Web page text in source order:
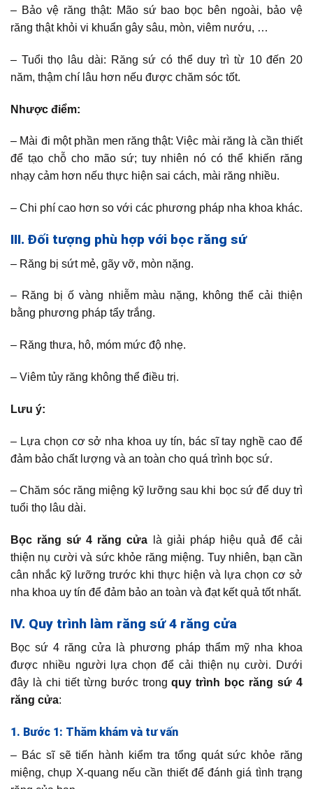
– Bảo vệ răng thật: Mão sứ bao bọc bên ngoài, bảo vệ
răng thật khỏi vi khuẩn gây sâu, mòn, viêm nướu, …
– Tuổi thọ lâu dài: Răng sứ có thể duy trì từ 10 đến 20
năm, thậm chí lâu hơn nếu được chăm sóc tốt.
Nhược điểm:
– Mài đi một phần men răng thật: Việc mài răng là cần thiết
để tạo chỗ cho mão sứ; tuy nhiên nó có thể khiến răng
nhạy cảm hơn nếu thực hiện sai cách, mài răng nhiều.
– Chi phí cao hơn so với các phương pháp nha khoa khác.
III. Đối tượng phù hợp với bọc răng sứ
– Răng bị sứt mẻ, gãy vỡ, mòn nặng.
– Răng bị ố vàng nhiễm màu nặng, không thể cải thiện
bằng phương pháp tẩy trắng.
– Răng thưa, hô, móm mức độ nhẹ.
– Viêm tủy răng không thể điều trị.
Lưu ý:
– Lựa chọn cơ sở nha khoa uy tín, bác sĩ tay nghề cao để
đảm bảo chất lượng và an toàn cho quá trình bọc sứ.
– Chăm sóc răng miệng kỹ lưỡng sau khi bọc sứ để duy trì
tuổi thọ lâu dài.
Bọc răng sứ 4 răng cửa là giải pháp hiệu quả để cải
thiện nụ cười và sức khỏe răng miệng. Tuy nhiên, bạn cần
cân nhắc kỹ lưỡng trước khi thực hiện và lựa chọn cơ sở
nha khoa uy tín để đảm bảo an toàn và đạt kết quả tốt nhất.
IV. Quy trình làm răng sứ 4 răng cửa
Bọc sứ 4 răng cửa là phương pháp thẩm mỹ nha khoa
được nhiều người lựa chọn để cải thiện nụ cười. Dưới
đây là chi tiết từng bước trongquy trình bọc răng sứ 4
răng cửa:
1. Bước 1: Thăm khám và tư vấn
– Bác sĩ sẽ tiến hành kiểm tra tổng quát sức khỏe răng
miệng, chụp X-quang nếu cần thiết để đánh giá tình trạng